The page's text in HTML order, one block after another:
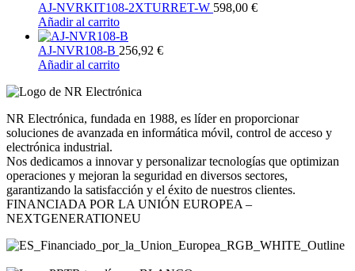
AJ-NVRKIT108-2XTURRET-W 598,00 €
Añadir al carrito
AJ-NVR108-B 256,92 €
Añadir al carrito
NR Electrónica, fundada en 1988, es líder en proporcionar
soluciones de avanzada en informática móvil, control de acceso y
electrónica industrial.
Nos dedicamos a innovar y personalizar tecnologías que optimizan
operaciones y mejoran la seguridad en diversos sectores,
garantizando la satisfacción y el éxito de nuestros clientes.
FINANCIADA POR LA UNIÓN EUROPEA –
NEXTGENERATIONEU